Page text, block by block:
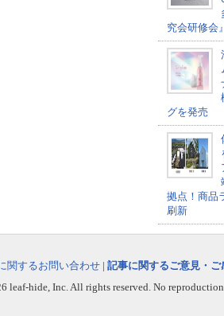
究会研修会
グを発売
拠点！商品
刷新
関するお問い合わせ | 記事に関するご意見・ご
leaf-hide, Inc. All rights reserved. No